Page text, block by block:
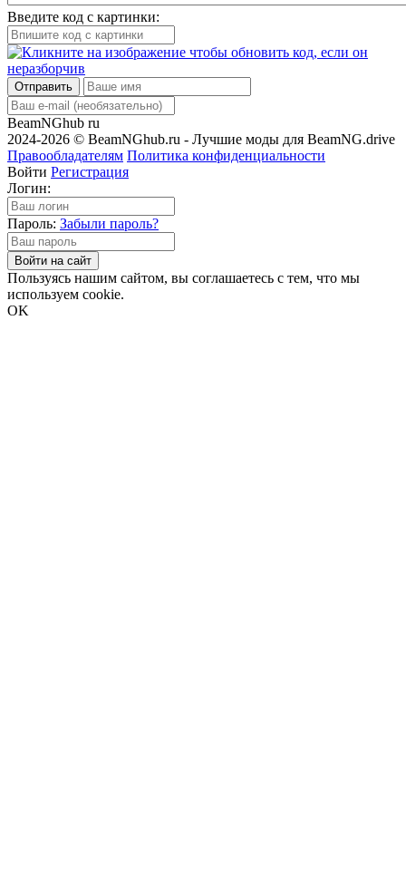
Введите код с картинки:
Отправить
BeamNGhub ru
2024-2026 © BeamNGhub.ru - Лучшие моды для BeamNG.drive
Правообладателям Политика конфиденциальности
Войти Регистрация
Логин:
Пароль: Забыли пароль?
Войти на сайт
Пользуясь нашим сайтом, вы соглашаетесь с тем, что мы
используем cookie.
OK